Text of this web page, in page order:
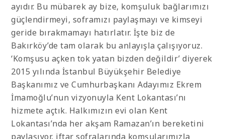
ayıdır. Bu mübarek ay bize, komşuluk bağlarımızı
güçlendirmeyi, soframızı paylaşmayı ve kimseyi
geride bırakmamayı hatırlatır. İşte biz de
Bakırköy’de tam olarak bu anlayışla çalışıyoruz.
‘Komşusu açken tok yatan bizden değildir’ diyerek
2015 yılında İstanbul Büyükşehir Belediye
Başkanımız ve Cumhurbaşkanı Adayımız Ekrem
İmamoğlu’nun vizyonuyla Kent Lokantası’nı
hizmete açtık. Halkımızın evi olan Kent
Lokantası’nda her akşam Ramazan’ın bereketini
paylaşıyor, iftar sofralarında komşularımızla